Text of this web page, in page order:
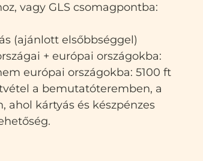
vagy GLS csomagpontba:
(ajánlott elsőbbséggel)
+ európai országokba:
európai országokba: 5100 ft
a bemutatóteremben, a
ahol kártyás és készpénzes